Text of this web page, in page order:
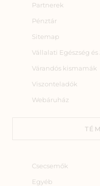
Partnerek
Pénztár
Sitemap
Vállalati Egészség
Várandós kismamák
Viszonteladók
Webáruház
Csecsemők
Egyéb